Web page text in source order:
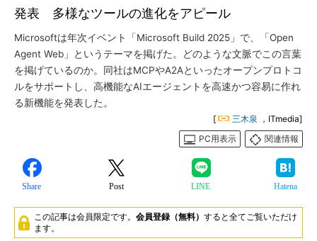
発表 多様なツールの進化をアピール
Microsoftは年次イベント「Microsoft Build 2025」で、「Open
Agent Web」というテーマを掲げた。どのような文脈でこの言葉
を掲げているのか。同社はMCPやA2Aといったオープンプロトコ
ルをサポートし、高機能なAIエージェントを高速かつ容易に作れ
る新機能を発表した。
[ 三木泉 ，ITmedia]
PC用表示
関連情報
Share Post LINE Hatena
この記事は会員限定です。 会員登録（無料） すると全てご覧いただけ
ます。